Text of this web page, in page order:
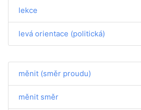
lekce
levá orientace (politická)
měnit (směr proudu)
měnit směr